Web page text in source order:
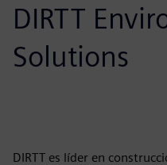
DIRTT
Solutions
DIRTT es líder en